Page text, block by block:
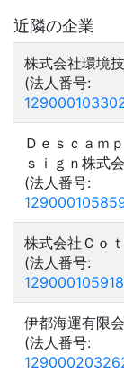
近隣の企業
株式会社環境
(法人番号:
Ｄｅｓｃａｍ
ｓｉｇｎ株式
(法人番号:
株式会社Ｃｏ
(法人番号:
伊都海運有限
(法人番号: